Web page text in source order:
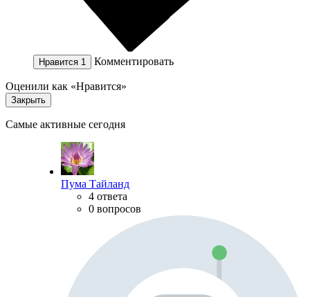
Нравится 1 Комментировать
Оценили как «Нравится»
Закрыть
Самые активные сегодня
Пума Тайланд
4 ответа
0 вопросов